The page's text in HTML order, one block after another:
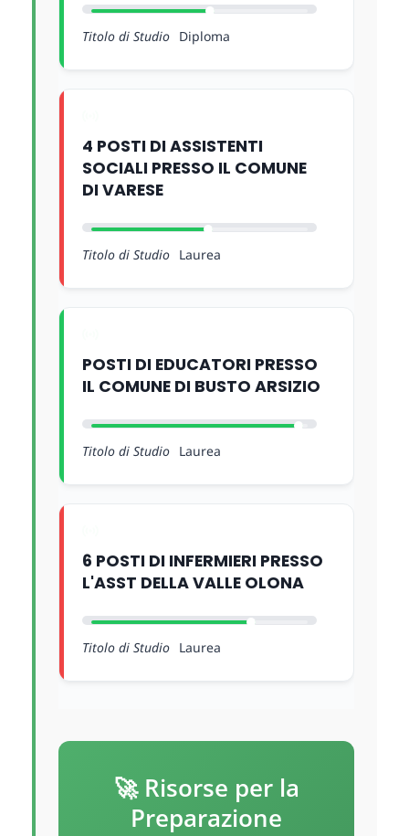
Titolo di Studio Diploma
4 POSTI DI ASSISTENTI
SOCIALI PRESSO IL COMUNE
DI VARESE
Titolo di Studio Laurea
POSTI DI EDUCATORI PRESSO
IL COMUNE DI BUSTO ARSIZIO
Titolo di Studio Laurea
6 POSTI DI INFERMIERI PRESSO
L'ASST DELLA VALLE OLONA
Titolo di Studio Laurea
🚀 Risorse per la
Preparazione